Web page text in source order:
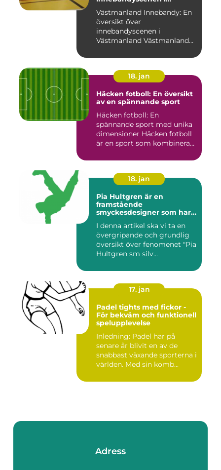
Västmanland Innebandy: En
översikt över
innebandyscenen i
Västmanland Västmanland
18. jan
Häcken fotboll: En översikt
av en spännande sport
Häcken fotboll: En
spännande sport med unika
dimensioner Häcken fotboll
är en sport som kombinerar
18. jan
Pia Hultgren är en
framstående
smyckesdesigner som har
unika och vackra smycken i
silver
I denna artikel ska vi ta en
övergripande och grundlig
översikt över fenomenet "Pia
Hultgren sm silv...
17. jan
Padel tights med fickor -
För bekväm och funktionell
spelupplevelse
Inledning: Padel har på
senare år blivit en av de
snabbast växande sporterna i
världen. Med sin komb...
Adress